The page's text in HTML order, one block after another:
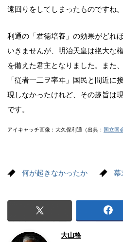
遠回りをしてしまったものですね。
利通の「君徳培養」の効果がどれ
いきませんが、明治天皇は絶大な
を備えた君主となりました。また
「従者一二ヲ率ヰ」国民と間近に
現しなかったけれど、その趣旨は
です。
アイキャッチ画像：大久保利通（出典： 国立国
何が起きなかったか 幕
大山格